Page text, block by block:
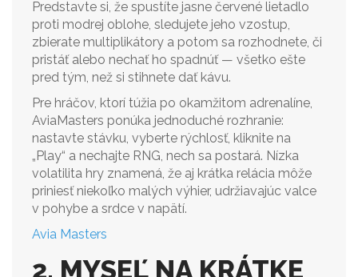
Predstavte si, že spustíte jasne červené lietadlo
proti modrej oblohe, sledujete jeho vzostup,
zbierate multiplikátory a potom sa rozhodnete, či
pristáť alebo nechať ho spadnúť — všetko ešte
pred tým, než si stihnete dať kávu.
Pre hráčov, ktorí túžia po okamžitom adrenalíne,
AviaMasters ponúka jednoduché rozhranie:
nastavte stávku, vyberte rýchlosť, kliknite na
„Play“ a nechajte RNG, nech sa postará. Nízka
volatilita hry znamená, že aj krátka relácia môže
priniesť niekoľko malých výhier, udržiavajúc valce
v pohybe a srdce v napätí.
Avia Masters
2. MYSEĽ NA KRÁTKE